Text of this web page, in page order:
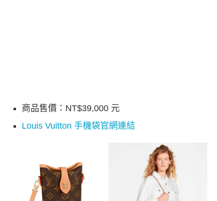
商品售價：NT$39,000 元
Louis Vuitton 手機袋官網連結